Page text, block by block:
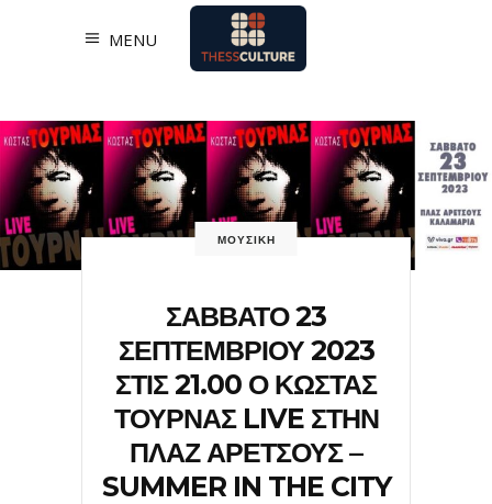
MENU
ΜΟΥΣΙΚΗ
ΣΑΒΒΑΤΟ 23
ΣΕΠΤΕΜΒΡΙΟΥ 2023
ΣΤΙΣ 21.00 Ο ΚΩΣΤΑΣ
ΤΟΥΡΝΑΣ LIVE ΣΤΗΝ
ΠΛΑΖ ΑΡΕΤΣΟΥΣ –
SUMMER IN THE CITY